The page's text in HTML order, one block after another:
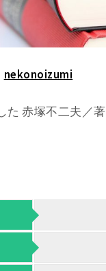
nekonoizumi
た 赤塚不二夫／